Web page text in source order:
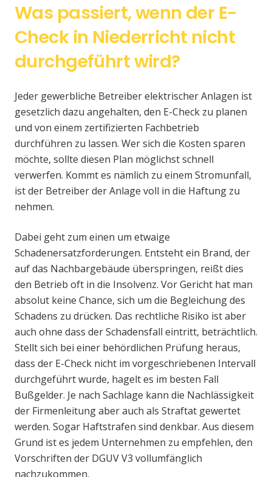
Was passiert, wenn der E-
Check in Niederricht nicht
durchgeführt wird?
Jeder gewerbliche Betreiber elektrischer Anlagen ist
gesetzlich dazu angehalten, den E-Check zu planen
und von einem zertifizierten Fachbetrieb
durchführen zu lassen. Wer sich die Kosten sparen
möchte, sollte diesen Plan möglichst schnell
verwerfen. Kommt es nämlich zu einem Stromunfall,
ist der Betreiber der Anlage voll in die Haftung zu
nehmen.
Dabei geht zum einen um etwaige
Schadenersatzforderungen. Entsteht ein Brand, der
auf das Nachbargebäude überspringen, reißt dies
den Betrieb oft in die Insolvenz. Vor Gericht hat man
absolut keine Chance, sich um die Begleichung des
Schadens zu drücken. Das rechtliche Risiko ist aber
auch ohne dass der Schadensfall eintritt, beträchtlich.
Stellt sich bei einer behördlichen Prüfung heraus,
dass der E-Check nicht im vorgeschriebenen Intervall
durchgeführt wurde, hagelt es im besten Fall
Bußgelder. Je nach Sachlage kann die Nachlässigkeit
der Firmenleitung aber auch als Straftat gewertet
werden. Sogar Haftstrafen sind denkbar. Aus diesem
Grund ist es jedem Unternehmen zu empfehlen, den
Vorschriften der DGUV V3 vollumfänglich
nachzukommen.